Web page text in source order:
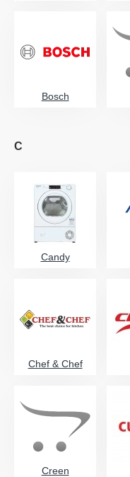
Bosch
C
Candy
Chef & Chef
Creen